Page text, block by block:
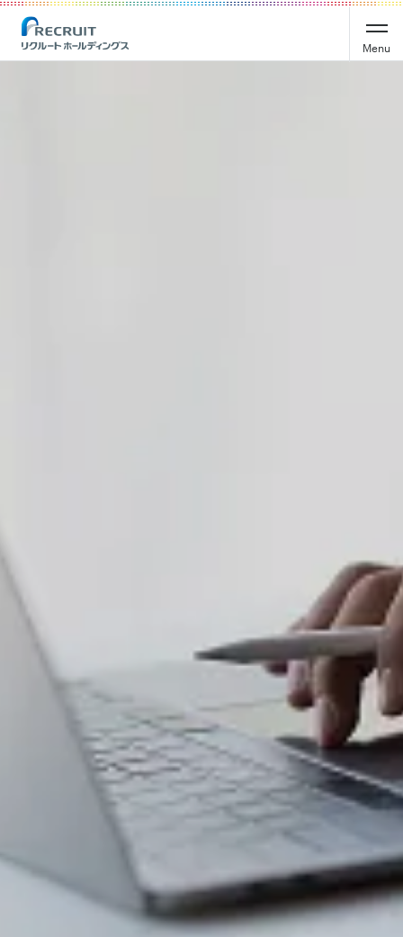
Recruit Holdings
Menu